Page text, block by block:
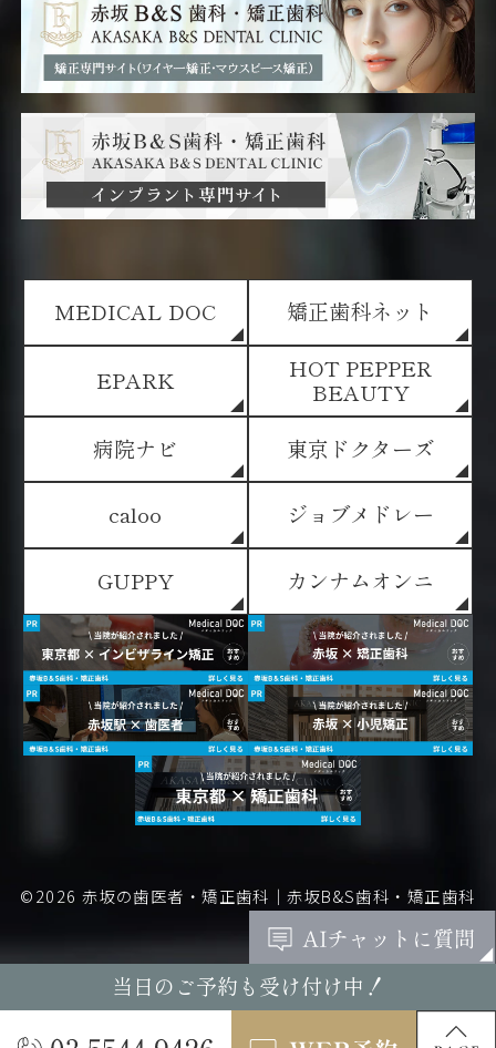
MEDICAL DOC 矯正歯科ネット
EPARK
HOT PEPPER
BEAUTY
病院ナビ 東京ドクターズ
caloo ジョブメドレー
GUPPY カンナムオンニ
©2026赤坂の歯医者・矯正歯科｜赤坂B&S歯科・矯正歯科
当日のご予約も受け付け中！